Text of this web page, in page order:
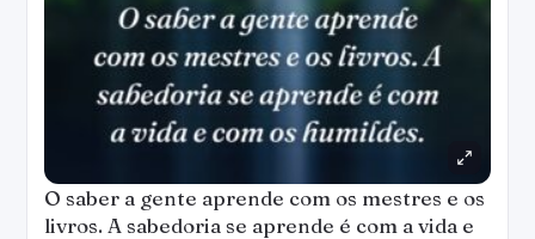
O saber a gente aprende com os mestres e os
livros. A sabedoria se aprende é com a vida e